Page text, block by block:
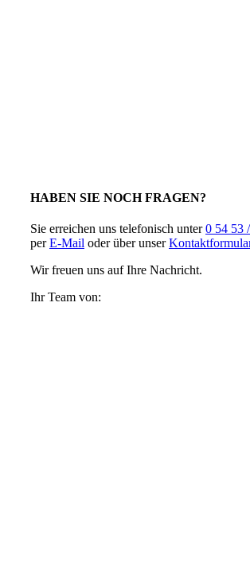
HABEN SIE NOCH FRAGEN?
Sie erreichen uns telefonisch unter0 54 53
perE-Mail oder über unser
Wir freuen uns auf Ihre Nachricht.
Ihr Team von: